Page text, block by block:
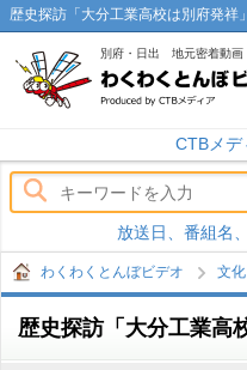
歴史探訪「大分工業高校は別府発祥
別府・日出 地元密着動画
CTBメデ
放送日、番組名
わくわくとんぼビデオ 文
歴史探訪「大分工業高